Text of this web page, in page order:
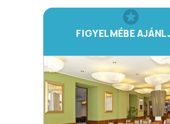
FIGYELMÉBE